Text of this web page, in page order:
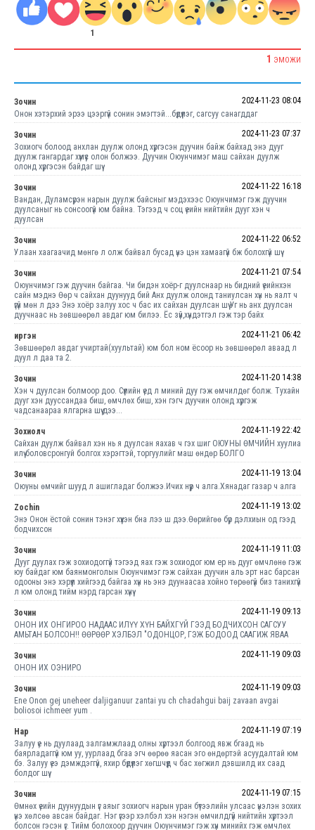
1
1 ЭМОЖИ
Зочин
2024-11-23 08:04
Онон хэтэрхий эрээ цээргүй сонин эмэгтэй...бүдүүлэг, сагсуу санагддаг
Зочин
2024-11-23 07:37
Зохиогч болоод анхлан дуулж олонд хүргэсэн дуучин байж байхад энэ дууг
дуулж гангардаг хүмүүс олон болжээ. Дуучин Оюунчимэг маш сайхан дуулж
олонд хүргэсэн байдаг шүү
Зочин
2024-11-22 16:18
Вандан, Дуламсүрэн нарын дуулж байсныг мэдэхээс Оюунчимэг гэж дуучин
дуулсаныг нь сонсоогүй юм байна. Тэгээд ч соц үеийн нийтийн дууг хэн ч
дуулсан
Зочин
2024-11-22 06:52
Улаан хаагаачид мөнгө л олж байвал бусад үнэ цэн хамаагүй бж болохгүй шүү
Зочин
2024-11-21 07:54
Оюунчимэг гэж дуучин байгаа. Чи бидэн хоёр-г дуулснаар нь бидний үеийнхэн
сайн мэднэ Өөр ч сайхан дуунууд бий Анх дуулж олонд таниулсан хүн нь яалт ч
үгүй мөн л дээ Энэ хоёр залуу хос ч бас их сайхан дуулсан шүү Уг нь анх дуулсан
дуучнаас нь зөвшөөрөл авдаг юм билээ. Ёс зүй,хүндэтгэл гэж тэр байх
иргэн
2024-11-21 06:42
Зөвшөөрөл авдаг учиртай(хуультай) юм бол ном ёсоор нь зөвшөөрөл аваад л
дуул л даа та 2.
Зочин
2024-11-20 14:38
Хэн ч дуулсан болмоор доо. Сүүлийн үед л миний дуу гэж өмчилдөг болж. Тухайн
дууг хэн дууссандаа биш, өмчлөх биш, хэн гэгч дуучин олонд хүргэж
чадсанаараа ялгарна шүү дээ...
Зохиолч
2024-11-19 22:42
Сайхан дуулж байвал хэн нь я дуулсан яахав ч гэх шиг ОЮУНЫ ӨМЧИЙН хуулиа
илүү боловсронгуй болгох хэрэгтэй, торгуулийг маш өндөр БОЛГО
Зочин
2024-11-19 13:04
Оюуны өмчийг шууд л ашигладаг болжээ.Ичих нүүр ч алга.Хянадаг газар ч алга
Zochin
2024-11-19 13:02
Энэ Онон ёстой сонин тэнэг хүүхэн бна лээ ш дээ.Өөрийгөө бүр дэлхиын од гээд
бодчихсон
Зочин
2024-11-19 11:03
Дууг дуулах гэж зохиодоггүй тэгээд яах гэж зохиодог юм ер нь дууг өмчлөнө гэж
юу байдаг юм баянмонголын Оюунчимэг гэж сайхан дуучин аль эрт нас барсан
одооны энэ хэрүүл хийгээд байгаа хүн нь энэ дуунаасаа хойно төрөөгүй биз танихгүй
л юм олонд тийм нэрд гарсан хүнүү
Зочин
2024-11-19 09:13
ОНОН ИХ ОНГИРОО НАДААС ИЛҮҮ ХҮН БАЙХГҮЙ ГЭЭД БОДЧИХСОН САГСУУ
АМЬТАН БОЛСОН!! ӨӨРӨӨР ХЭЛБЭЛ "ОДОНЦОР, ГЭЖ БОДООД СААГИЖ ЯВАА
Зочин
2024-11-19 09:03
ОНОН ИХ ОЭНИРО
Зочин
2024-11-19 09:03
Ene Onon gej uneheer daljiganuur zantai yu ch chadahgui baij zavaan avgai
boliosoi ichmeer yum .
Нар
2024-11-19 07:19
Залуу үе нь дуулаад залгамжлаад олны хүртээл болгоод явж бгаад нь
баярладаггүй юм уу, уурлаад бгаа эгч өөрөө яасан эго өндөртэй асуудалтай юм
бэ. Залуу үеэ дэмждэггүй, яхир бүдүүлэг хөгшчүүд ч бас хөгжил дэвшилд их саад
болдог шүү.
Зочин
2024-11-19 07:15
Өмнөх үеийн дуунуудын үг аяыг зохиогч нарын уран бүтээлийн улсаас үнэлэн зохих
үнэ хөлсөө авсан байдаг. Нэг үгээр хэлбэл хэн нэгэн өмчилдгүй нийтийн хүртээл
болсон гэсэн үг. Тийм болохоор дуучин Оюунчимэг гэж хүн минийх гэж өмчлөх